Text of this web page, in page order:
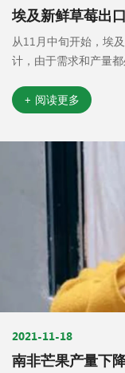
埃及新鲜草莓出
从11月中旬开始，埃
计，由于需求和产量
+ 阅读更多
2021-11-18
南非芒果产量下